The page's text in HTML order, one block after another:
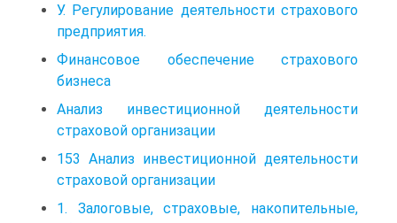
У. Регулирование деятельности страхового
предприятия.
Финансовое обеспечение страхового
бизнеса
Анализ инвестиционной деятельности
страховой организации
153 Анализ инвестиционной деятельности
страховой организации
1. Залоговые, страховые, накопительные,